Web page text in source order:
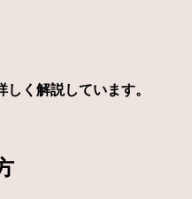
しく解説しています。